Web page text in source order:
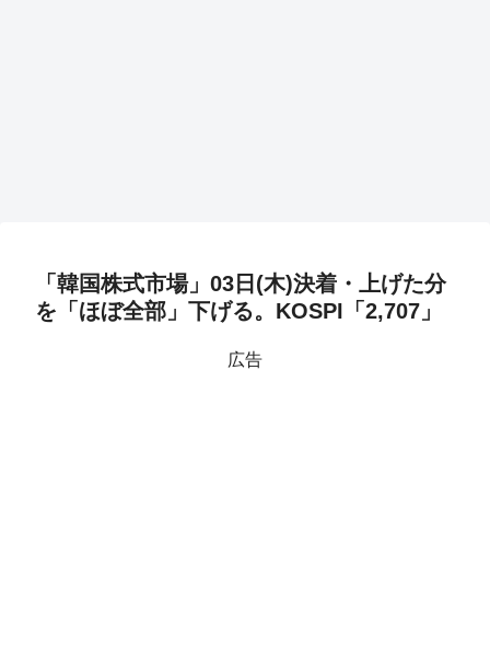
「韓国株式市場」03日(木)決着・上げた分
を「ほぼ全部」下げる。KOSPI「2,707」
広告